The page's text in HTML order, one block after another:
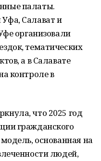
палаты.
Салават и
организовали
тематических
а в Салавате
контроле в
что 2025 год
гражданского
основанная на
людей,